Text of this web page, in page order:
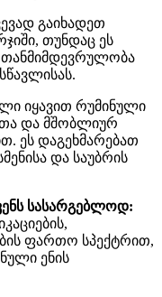
გაიხადეთ
თუნდაც ეს
იყავით რუმინული
და მშობლიურ
ეს დაგეხმარებათ
და საუბრის
სასარგებლოდ:
ფართო სპექტრით,
ენის